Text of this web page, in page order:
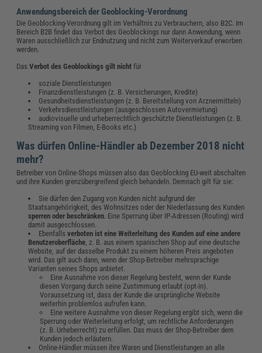
Anwendungsbereich der Geoblocking-Verordnung
Die Geoblocking-Verordnung gilt im Verhältnis zu Verbrauchern, also B2C. Im
Bereich B2B findet das Verbot des Geoblockings nur dann Anwendung, wenn
Waren ausschließlich zur Endnutzung und nicht zum Weiterverkauf erworben
werden.
DasVerbot des Geoblockings gilt nicht für
soziale Dienstleistungen
Finanzdienstleistungen (z. B. Versicherungen, Kredite)
Gesundheitsdienstleistungen (z. B. Bereitstellung von Arzneimitteln)
Verkehrsdienstleistungen (ausgeschlossen Autovermietung)
audiovisuelle und urheberrechtlich geschützte Dienstleistungen (z. B.
Streaming von Filmen, E-Books etc.)
Was dürfen Online-Händler ab Dezember 2018 nicht
mehr?
Betreiber von Online-Shops müssen also das Geoblocking EU-weit abschalten
und ihre Kunden grenzübergreifend gleich behandeln. Demnach gilt für sie:
Sie dürfen den Zugang von Kunden nicht aufgrund der
Staatsangehörigkeit, des Wohnsitzes oder der Niederlassung des Kunden
sperren oder beschränken . Eine Sperrung über IP-Adressen (Routing) wird
damit ausgeschlossen.
Ebenfalls verboten ist eine Weiterleitung des Kunden auf eine andere
Benutzeroberfläche , z. B. aus einem spanischen Shop auf eine deutsche
Website, auf der dasselbe Produkt zu einem höheren Preis angeboten
wird. Das gilt auch dann, wenn der Shop-Betreiber mehrsprachige
Varianten seines Shops anbietet.
Eine Ausnahme von dieser Regelung besteht, wenn der Kunde
diesen Vorgang durch seine Zustimmung erlaubt (opt-in).
Voraussetzung ist, dass der Kunde die ursprüngliche Website
weiterhin problemlos aufrufen kann.
Eine weitere Ausnahme von dieser Regelung ergibt sich, wenn die
Sperrung oder Weiterleitung erfolgt, um rechtliche Anforderungen
(z. B. Urheberrecht) zu erfüllen. Das muss der Shop-Betreiber dem
Kunden jedoch erläutern.
Online-Händler müssen ihre Waren und Dienstleistungen an alle